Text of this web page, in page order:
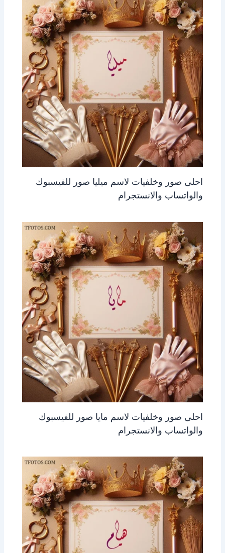
احلى صور وخلفيات لاسم ميليا صور للفيسبوك
والواتساب والانستجرام
احلى صور وخلفيات لاسم مايا صور للفيسبوك
والواتساب والانستجرام